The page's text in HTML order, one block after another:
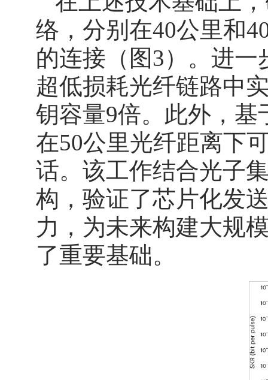
络，分别在40公里和
的连接（图3）。进一
超低损耗光纤链路中
钥容量9倍。此外，
在50公里光纤距离下
话。该工作结合光子
构，验证了芯片化发
力，为未来构建大规
了重要基础。